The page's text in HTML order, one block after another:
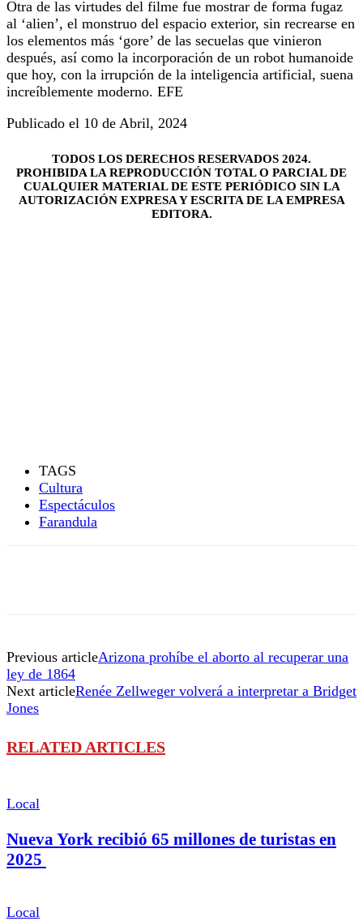
Otra de las virtudes del filme fue mostrar de forma fugaz
al ‘alien’, el monstruo del espacio exterior, sin recrearse en
los elementos más ‘gore’ de las secuelas que vinieron
después, así como la incorporación de un robot humanoide
que hoy, con la irrupción de la inteligencia artificial, suena
increíblemente moderno. EFE
Publicado el 10 de Abril, 2024
TODOS LOS DERECHOS RESERVADOS 2024.
PROHIBIDA LA REPRODUCCIÓN TOTAL O PARCIAL DE
CUALQUIER MATERIAL DE ESTE PERIÓDICO SIN LA
AUTORIZACIÓN EXPRESA Y ESCRITA DE LA EMPRESA
EDITORA.
TAGS
Cultura
Espectáculos
Farandula
Previous articleArizona prohíbe el aborto al recuperar una
ley de 1864
Next articleRenée Zellweger volverá a interpretar a Bridget
Jones
RELATED ARTICLES
Local
Nueva York recibió 65 millones de turistas en
2025
Local